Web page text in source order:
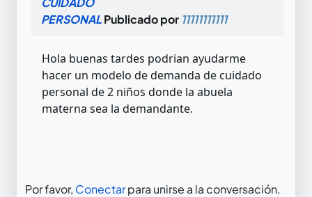
PERSONALPublicado por 11111111111
Hola buenas tardes podrian ayudarme
hacer un modelo de demanda de cuidado
personal de 2 niños donde la abuela
materna sea la demandante.
Por favor, Conectarpara unirse a la conversación.